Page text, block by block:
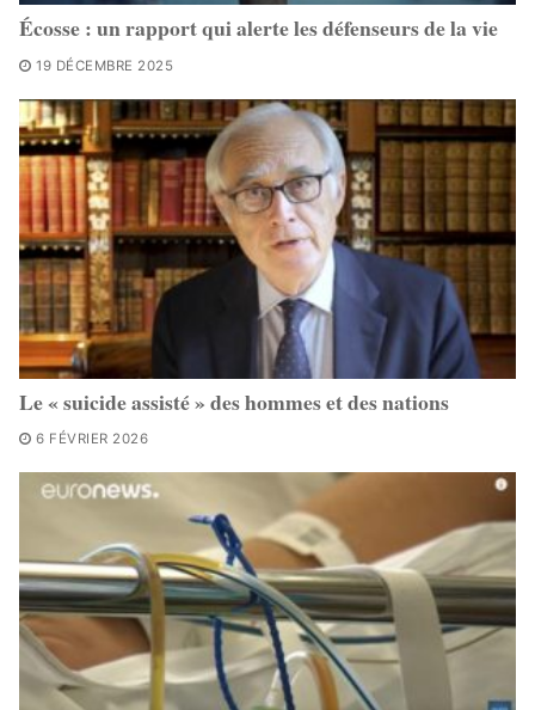
Écosse : un rapport qui alerte les défenseurs de la vie
19 DÉCEMBRE 2025
Le « suicide assisté » des hommes et des nations
6 FÉVRIER 2026